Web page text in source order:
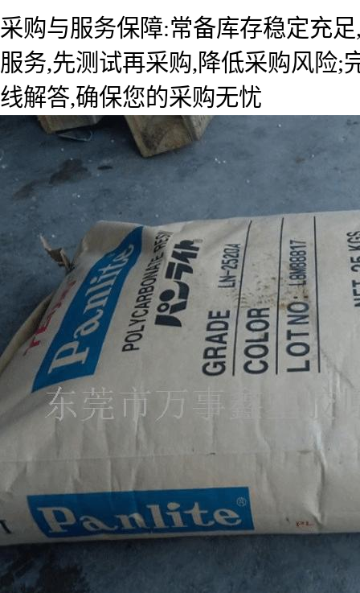
采购与服务保障:常备库存稳定充
服务,先测试再采购,降低采购风险;
线解答,确保您的采购无忧